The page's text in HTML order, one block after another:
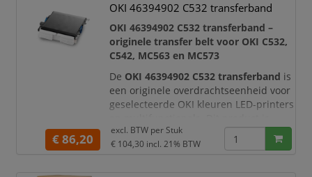
om het tonerbeeld nauwkeurig en
gelijkmatig naar het papier over te
brengen. De transferband is
ontwikkeld vo
OKI 46394902 C532 transferband
OKI 46394902 C532 transferband –
originele transfer belt voor OKI C532,
C542, MC563 en MC573
De OKI 46394902 C532 transferband is
een originele overdrachtseenheid voor
geselecteerde OKI kleuren LED-printers
geen toner en geen drum-unit, maar
eentransfer beltdie helpt om het
€ 86,20
excl. BTW per Stuk
€ 104,30 incl. 21% BTW